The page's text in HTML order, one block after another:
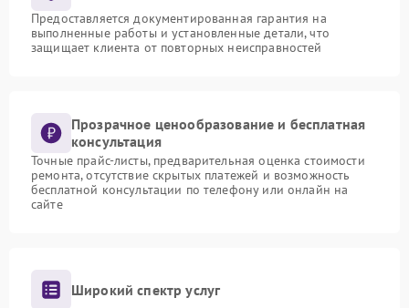
Предоставляется документированная гарантия на
выполненные работы и установленные детали, что
защищает клиента от повторных неисправностей
Прозрачное ценообразование и бесплатная
консультация
Точные прайс-листы, предварительная оценка стоимости
ремонта, отсутствие скрытых платежей и возможность
бесплатной консультации по телефону или онлайн на
сайте
Широкий спектр услуг